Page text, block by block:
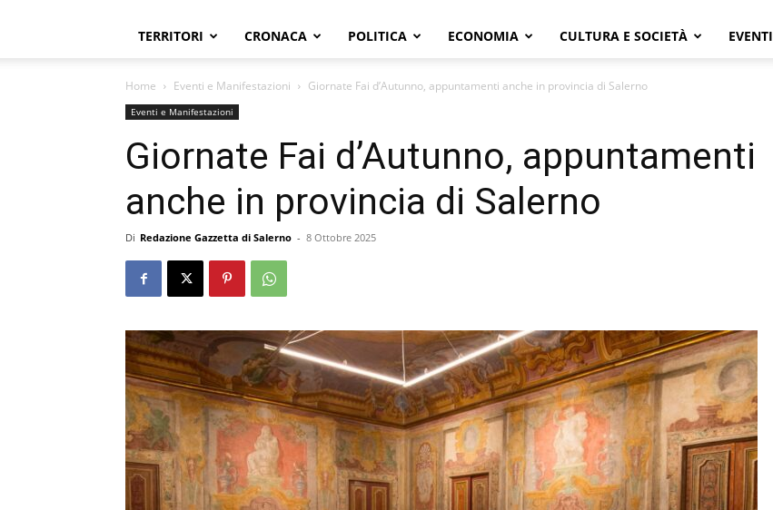
TERRITORI CRONACA POLITICA ECONOMIA CULTURA E SOCIETÀ EVENTI
Home Eventi e Manifestazioni Giornate Fai d’Autunno, appuntamenti anche in provincia di Salerno
Eventi e Manifestazioni
Giornate Fai d’Autunno, appuntamenti
anche in provincia di Salerno
Di Redazione Gazzetta di Salerno - 8 Ottobre 2025